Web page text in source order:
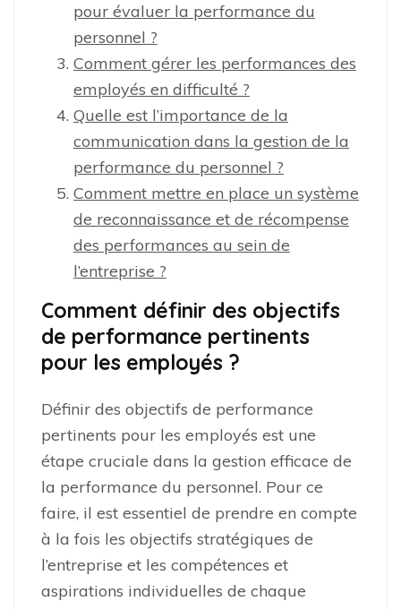
pour évaluer la performance du
personnel ?
Comment gérer les performances des
employés en difficulté ?
Quelle est l’importance de la
communication dans la gestion de la
performance du personnel ?
Comment mettre en place un système
de reconnaissance et de récompense
des performances au sein de
l’entreprise ?
Comment définir des objectifs
de performance pertinents
pour les employés ?
Définir des objectifs de performance
pertinents pour les employés est une
étape cruciale dans la gestion efficace de
la performance du personnel. Pour ce
faire, il est essentiel de prendre en compte
à la fois les objectifs stratégiques de
l’entreprise et les compétences et
aspirations individuelles de chaque